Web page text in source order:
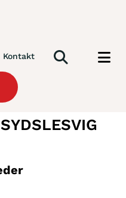
Kontakt